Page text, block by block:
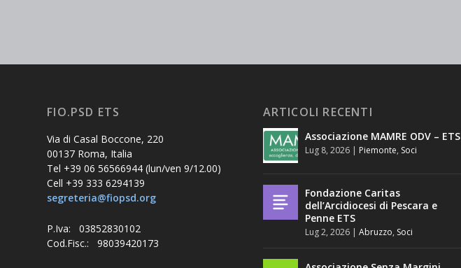
FIO.PSD ETS
Via di Casal Boccone, 220
00137 Roma, Italia
Tel +39 06 56566944 (lun/ven 9/12.00)
Cell +39 333 6294139
segreteria@fiopsd.org
P.Iva: 03852830102
Cod.Fisc.: 98039420173
ARTICOLI RECENTI
Associazione MAMRE ODV – ETS
Lug 8, 2026| Piemonte, Soci
Fondazione Caritas
dell’Arcidiocesi di Pescara e
Penne ETS
Lug 2, 2026| Abruzzo, Soci